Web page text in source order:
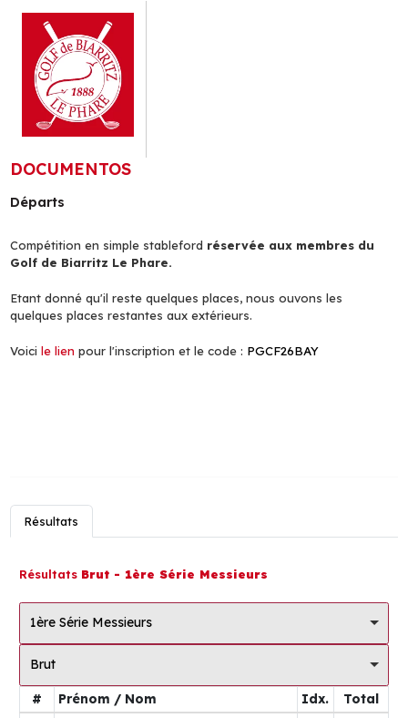
DOCUMENTOS
Départs
Compétition en simple stableford réservée aux membres du
Golf de Biarritz Le Phare.
Etant donné qu'il reste quelques places, nous ouvons les
quelques places restantes aux extérieurs.
Voici le lien pour l'inscription et le code : PGCF26BAY
Résultats
Résultats Brut - 1ère Série Messieurs
1ère Série Messieurs
Brut
# Prénom / Nom Idx. Total